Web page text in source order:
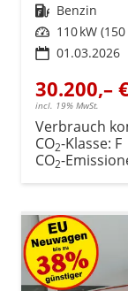
Kraftstoff Benzin
Leistung 110 kW (150
01.03.2026
30.200,–
incl. 19% MwSt.
Verbrauch
CO2-Klasse: F
CO2-